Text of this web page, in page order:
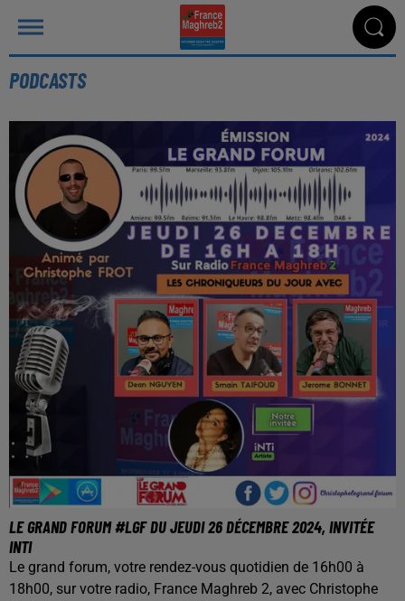
PODCASTS
LE GRAND FORUM #LGF DU JEUDI 26 DÉCEMBRE 2024, INVITÉE
INTI
Le grand forum, votre rendez-vous quotidien de 16h00 à
18h00, sur votre radio, France Maghreb 2, avec Christophe